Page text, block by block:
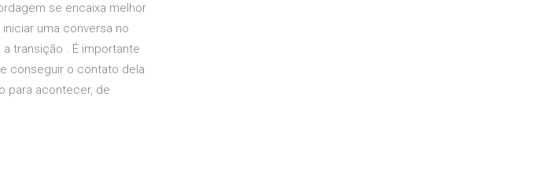
se encaixa melhor
uma conversa no
transição . É importante
conseguir o contato dela
para acontecer, de